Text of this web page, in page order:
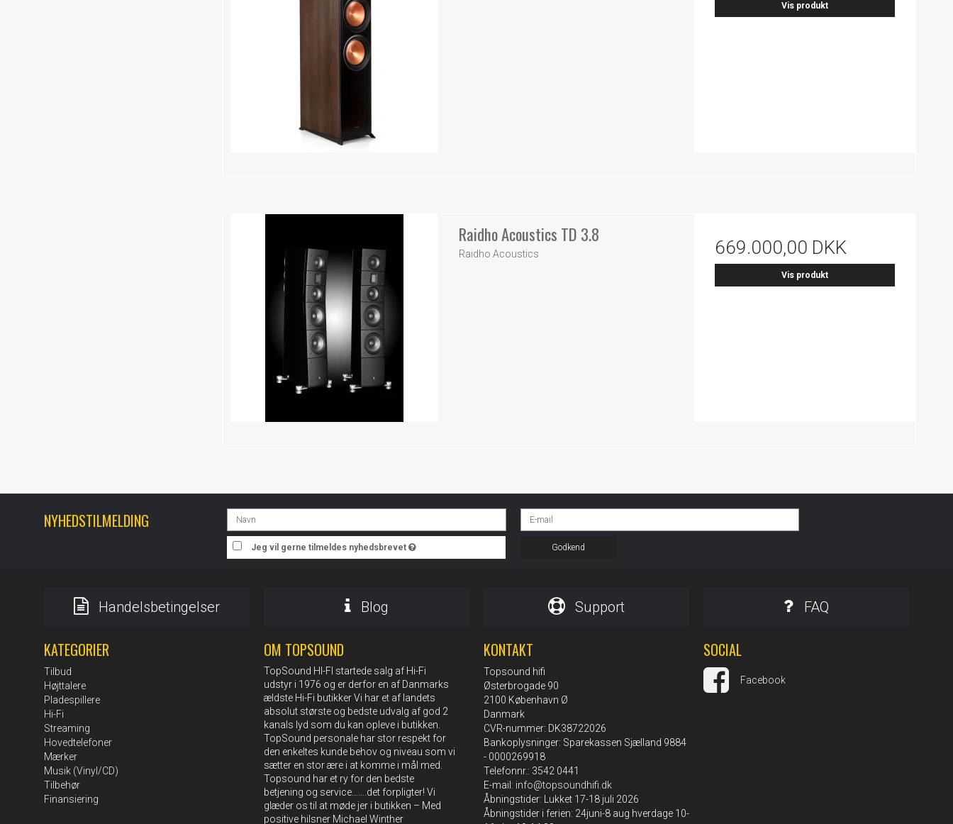
Vis produkt
Raidho Acoustics TD 3.8
Raidho Acoustics 669.000,00 DKK
Vis produkt
NYHEDSTILMELDING
Jeg vil gerne tilmeldes nyhedsbrevet Godkend
Handelsbetingelser Blog Support FAQ
KATEGORIER
Tilbud
Højttalere
Pladespillere
Hi-Fi
Streaming
Hovedtelefoner
Mærker
Musik (Vinyl/CD)
Tilbehør
Finansiering
OM TOPSOUND
TopSound HI-FI startede salg af Hi-Fi
udstyr i 1976 og er derfor en af Danmarks
ældste Hi-Fi butikker Vi har et af landets
absolut største og bedste udvalg af god 2
kanals lyd som du kan opleve i butikken.
TopSound personale har stor respekt for
den enkeltes kunde behov og niveau som vi
sætter en stor ære i at komme i mål med.
Topsound har et ry for den bedste
betjening og service…….det forpligter! Vi
glæder os til at møde jer i butikken – Med
positive hilsner Michael Winther
KONTAKT
Topsound hifi
Østerbrogade 90
2100 København Ø
Danmark
CVR-nummer: DK38722026
Bankoplysninger: Sparekassen Sjælland 9884
- 0000269918
Telefonnr.: 3542 0441
E-mail : info@topsoundhifi.dk
Åbningstider: Lukket 17-18 juli 2026
Åbningstider i ferien: 24juni-8 aug hverdage 10-
SOCIAL
Facebook